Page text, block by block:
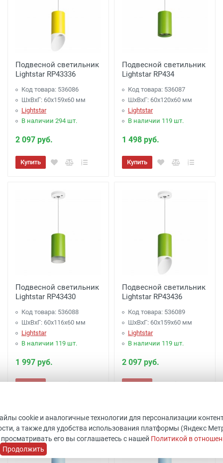
Подвесной светильник
Lightstar RP43336
Код товара: 536086
ШхВхГ: 60x159x60 мм
Lightstar
В наличии 294 шт.
2 097 руб.
Купить
Подвесной светильник
Lightstar RP434
Код товара: 536087
ШхВхГ: 60x120x60 мм
Lightstar
В наличии 119 шт.
1 498 руб.
Купить
Подвесной светильник
Lightstar RP43430
Код товара: 536088
ШхВхГ: 60x116x60 мм
Lightstar
В наличии 119 шт.
1 997 руб.
Подвесной светильник
Lightstar RP43436
Код товара: 536089
ШхВхГ: 60x159x60 мм
Lightstar
В наличии 119 шт.
2 097 руб.
cookie и аналогичные технологии для персонализации
а также для удобства использования платформы (Яндекс
его вы соглашаетесь с нашей Политикой в
Продолжить